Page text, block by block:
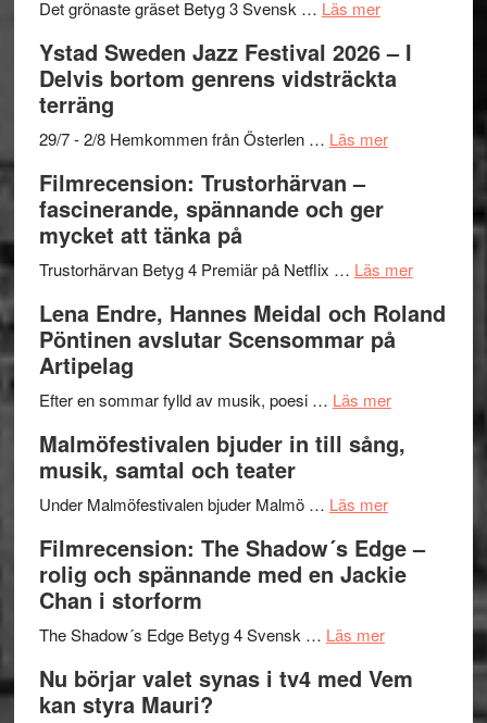
Frankenshtey
med
Fox
och
Scully
åretsFilmstadens
stipendium
Det grönaste gräset Betyg 3 Svensk … Läs merom
Det
grönaste
–
och
lättsam
Ystad Sweden Jazz Festival 2026 – I
Delvis bortom genrens vidsträckta
terräng
29/7 - 2/8 Hemkommen från Österlen … Läs merom
2026
I
Delvis
genrens
terräng
Filmrecension: Trustorhärvan –
fascinerande, spännande och ger
mycket att tänka på
Trustorhärvan Betyg 4 Premiär på Netflix … Läs merom
på
Lena Endre, Hannes Meidal och Roland
Pöntinen avslutar Scensommar på
Artipelag
Efter en sommar fylld av musik, poesi … Läs merom
Endre,
Roland
Pöntinen
Scensommar
Artipelag
Malmöfestivalen bjuder in till sång,
musik, samtal och teater
Under Malmöfestivalen bjuder Malmö … Läs merom
bjuder
in
samtal
Filmrecension: The Shadow´s Edge –
rolig och spännande med en Jackie
Chan i storform
The Shadow´s Edge Betyg 4 Svensk … Läs merom
Filmrecension:
The
Nu börjar valet synas i tv4 med Vem
kan styra Mauri?